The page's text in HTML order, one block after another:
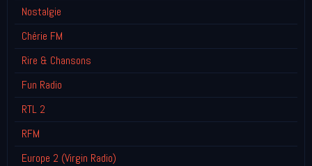
Nostalgie
Chérie FM
Rire & Chansons
Fun Radio
RTL 2
RFM
Europe 2 (Virgin Radio)